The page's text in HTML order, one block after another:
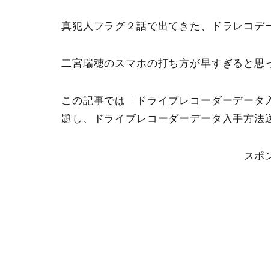
真犯人フラグ２話で出てきた、ドラレコデ
二宮瑞穂のスマホの打ち方が早すぎると思
この記事では「ドライブレコーダーデー
題し、ドライブレコーダーデータ入手方法
スポ